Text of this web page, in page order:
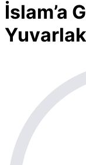
İslam’a
Yuvarlak